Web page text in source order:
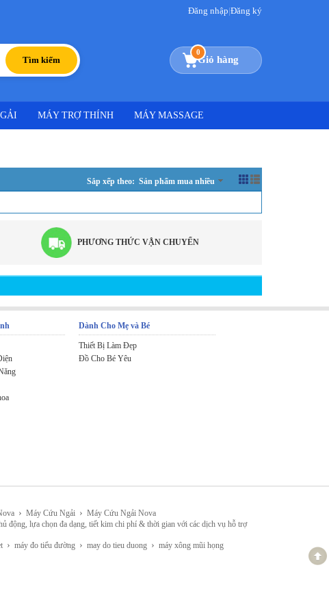
Đăng nhập|Đăng ký
Tìm kiếm
0
Giỏ hàng
MÁY TRỢ THÍNH MÁY MASSAGE
Sắp xếp theo: Sản phẩm mua nhiều
PHƯƠNG THỨC VẬN CHUYỂN
Dành Cho Mẹ và Bé
Thiết Bị Làm Đẹp
Đồ Cho Bé Yêu
› Máy Cứu Ngải › Máy Cứu Ngải Nova
lựa chọn đa dạng, tiết kim chi phí & thời gian với các dịch vụ hỗ trợ
› máy đo tiểu đường › may do tieu duong › máy xông mũi họng